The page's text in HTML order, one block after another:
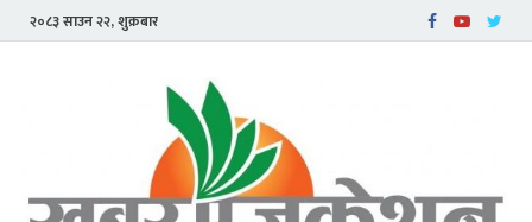
२०८३ साउन २२, शुक्रबार